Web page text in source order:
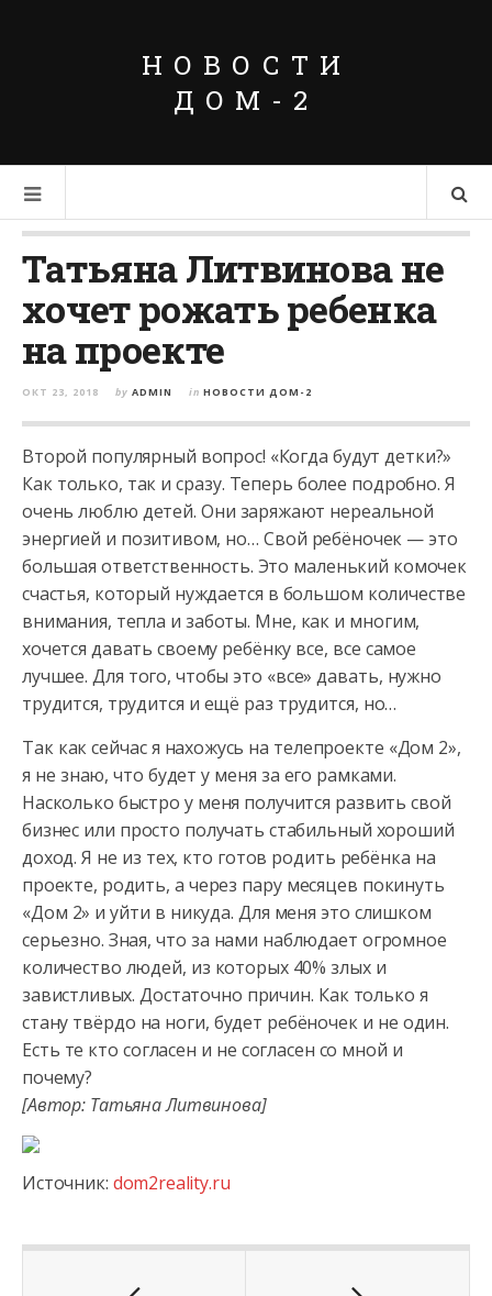
НОВОСТИ
ДОМ-2
Татьяна Литвинова не
хочет рожать ребенка
на проекте
ОКТ 23, 2018 by ADMIN in НОВОСТИ ДОМ-2
Второй популярный вопрос! «Когда будут детки?»
Как только, так и сразу. Теперь более подробно. Я
очень люблю детей. Они заряжают нереальной
энергией и позитивом, но… Свой ребёночек — это
большая ответственность. Это маленький комочек
счастья, который нуждается в большом количестве
внимания, тепла и заботы. Мне, как и многим,
хочется давать своему ребёнку все, все самое
лучшее. Для того, чтобы это «все» давать, нужно
трудится, трудится и ещё раз трудится, но…
Так как сейчас я нахожусь на телепроекте «Дом 2»,
я не знаю, что будет у меня за его рамками.
Насколько быстро у меня получится развить свой
бизнес или просто получать стабильный хороший
доход. Я не из тех, кто готов родить ребёнка на
проекте, родить, а через пару месяцев покинуть
«Дом 2» и уйти в никуда. Для меня это слишком
серьезно. Зная, что за нами наблюдает огромное
количество людей, из которых 40% злых и
завистливых. Достаточно причин. Как только я
стану твёрдо на ноги, будет ребёночек и не один.
Есть те кто согласен и не согласен со мной и
почему?
[Автор: Татьяна Литвинова]
Источник: dom2reality.ru